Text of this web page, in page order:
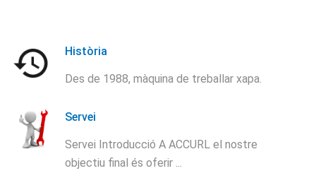
Història
Des de 1988, màquina de treballar xapa.
Servei
Servei Introducció A ACCURL el nostre
objectiu final és oferir ...